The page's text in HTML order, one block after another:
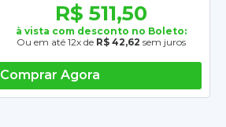
R$ 511,50
à vista com desconto no Boleto:
Ou em até 12x de R$ 42,62 sem juros
Comprar Agora